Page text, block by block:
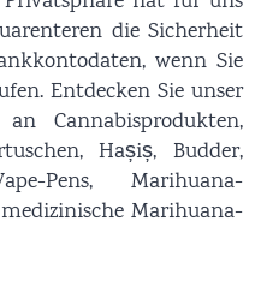
die Sicherheit
wenn Sie
Entdecken Sie unser
Cannabisprodukten,
Hașiș, Budder,
Pens, Marihuana-
Marihuana-